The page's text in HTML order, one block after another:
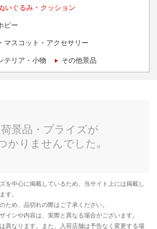
いぐるみ・クッション
ビー
マスコット・アクセサリー
テリア・小物 その他景品